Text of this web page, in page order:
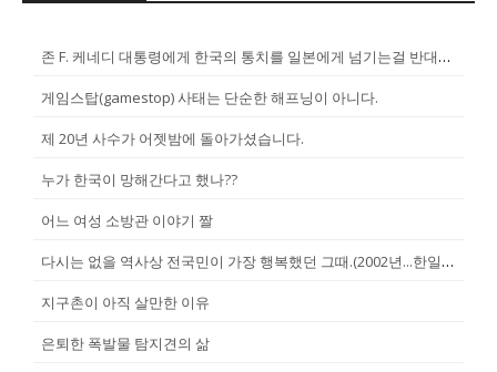
존 F. 케네디 대통령에게 한국의 통치를 일본에게 넘기는걸 반대한 펄벅 ...
게임스탑(gamestop) 사태는 단순한 해프닝이 아니다.
제 20년 사수가 어젯밤에 돌아가셨습니다.
누가 한국이 망해간다고 했나??
어느 여성 소방관 이야기 짤
다시는 없을 역사상 전국민이 가장 행복했던 그때.(2002년...한일월드...
지구촌이 아직 살만한 이유
은퇴한 폭발물 탐지견의 삶